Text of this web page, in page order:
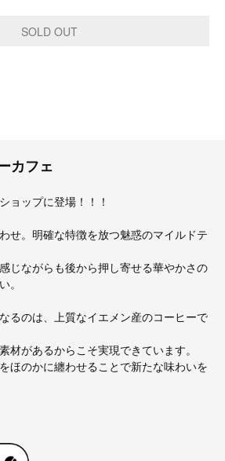
カフェ
ョップに登場！！！
せ。明確な特徴を放つ魅惑のマイルドテ
じながらも後から押し寄せる華やかさの
。
るのは、上質なイエメン産のコーヒーで
材があるからこそ実現できています。
ほのかに纏わせることで新たな味わいを